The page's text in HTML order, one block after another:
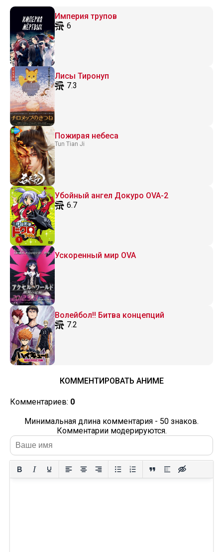
Империя трупов
6
Лисы Тиронуп
7.3
Пожирая небеса
Tun Tian Ji
Убойный ангел Докуро OVA-2
6.7
Ускоренный мир OVA
Волейбол!! Битва концепций
7.2
КОММЕНТИРОВАТЬ АНИМЕ
Комментариев: 0
Минимальная длина комментария - 50 знаков.
Комментарии модерируются.